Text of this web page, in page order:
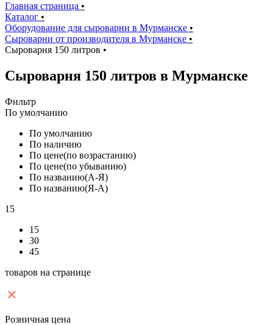
Главная страница •
Каталог •
Оборудование для сыроварни в Мурманске •
Сыроварни от производителя в Мурманске •
Сыроварня 150 литров •
Сыроварня 150 литров в Мурманске
Фильтр
По умолчанию
По умолчанию
По наличию
По цене(по возрастанию)
По цене(по убыванию)
По названию(А-Я)
По названию(Я-А)
15
15
30
45
товаров на странице
Розничная цена